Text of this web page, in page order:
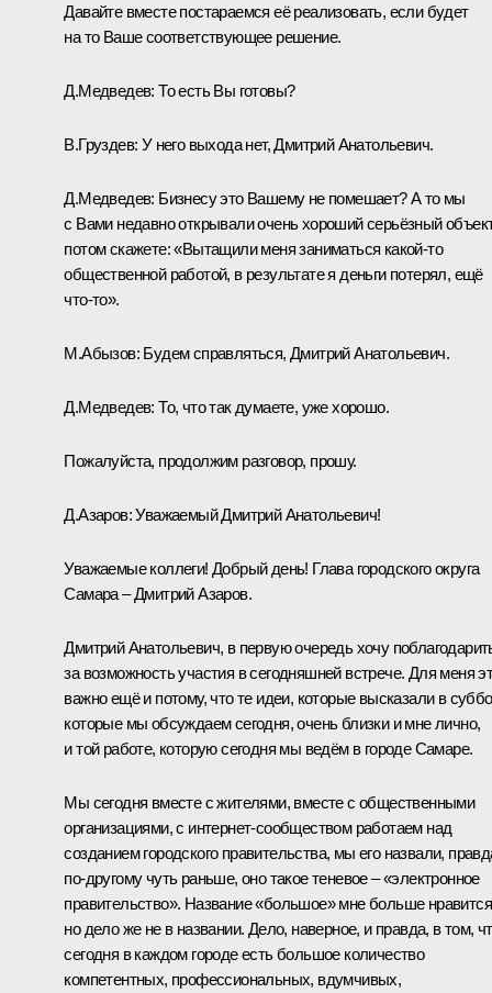
Давайте вместе постараемся её реализовать, если будет
на то Ваше соответствующее решение.
Д.Медведев: То есть Вы готовы?
В.Груздев: У него выхода нет, Дмитрий Анатольевич.
Д.Медведев: Бизнесу это Вашему не помешает? А то мы
с Вами недавно открывали очень хороший серьёзный
потом скажете: «Вытащили меня заниматься какой‑то
общественной работой, в результате я деньги потерял, ещё
что‑то».
М.Абызов: Будем справляться, Дмитрий Анатольевич.
Д.Медведев: То, что так думаете, уже хорошо.
Пожалуйста, продолжим разговор, прошу.
Д.Азаров:Уважаемый Дмитрий Анатольевич!
Уважаемые коллеги! Добрый день! Глава городского округа
Самара – Дмитрий Азаров.
Дмитрий Анатольевич, в первую очередь хочу
за возможность участия в сегодняшней встрече. Для меня
важно ещё и потому, что те идеи, которые высказали в
которые мы обсуждаем сегодня, очень близки и мне лично,
и той работе, которую сегодня мы ведём в городе Самаре.
Мы сегодня вместе с жителями, вместе с общественными
организациями, с интернет-сообществом работаем над
созданием городского правительства, мы его назвали,
по‑другому чуть раньше, оно такое теневое – «электронное
правительство». Название «большое» мне больше
но дело же не в названии. Дело, наверное, и правда, в том,
сегодня в каждом городе есть большое количество
компетентных, профессиональных, вдумчивых,